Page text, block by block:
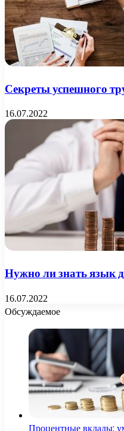
Секреты успешного
16.07.2022
Нужно ли знать язык
16.07.2022
Обсуждаемое
Процентные вклады: